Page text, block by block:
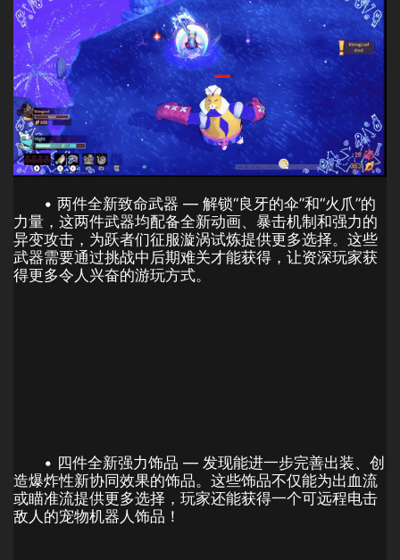
• 两件全新致命武器 — 解锁“良牙的伞”和“火爪”的
力量，这两件武器均配备全新动画、暴击机制和强力的
异变攻击，为跃者们征服漩涡试炼提供更多选择。这些
武器需要通过挑战中后期难关才能获得，让资深玩家获
得更多令人兴奋的游玩方式。
• 四件全新强力饰品 — 发现能进一步完善出装、创
造爆炸性新协同效果的饰品。这些饰品不仅能为出血流
或瞄准流提供更多选择，玩家还能获得一个可远程电击
敌人的宠物机器人饰品！